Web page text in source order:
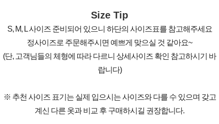
Size Tip
S, M, L 사이즈 준비되어 있으니 하단의 사이즈표를 참고해주세요
정사이즈로 주문해주시면 예쁘게 맞으실 것 같아요~
(단, 고객님들의 체형에 따라 다르니 상세사이즈 확인 참고하시기 바
랍니다)
※ 추천 사이즈 표기는 실제 입으시는 사이즈와 다를 수 있으며 갖고
계신 다른 옷과 비교 후 구매하시길 권장합니다.